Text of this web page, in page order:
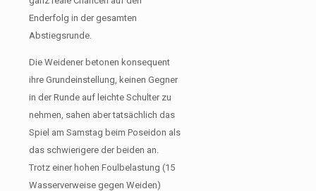
Enderfolg in der gesamten
Abstiegsrunde.
Die Weidener betonen konsequent
ihre Grundeinstellung, keinen Gegner
in der Runde auf leichte Schulter zu
nehmen, sahen aber tatsächlich das
Spiel am Samstag beim Poseidon als
das schwierigere der beiden an.
Trotz einer hohen Foulbelastung (15
Wasserverweise gegen Weiden)